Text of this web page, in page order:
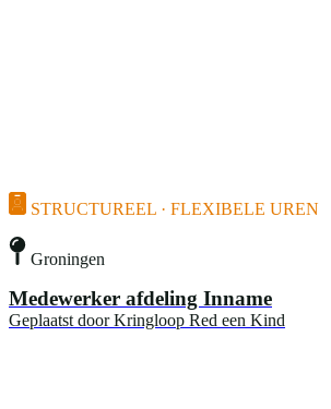
STRUCTUREEL · FLEXIBELE UREN
Groningen
Medewerker afdeling Inname
Geplaatst door Kringloop Red een Kind